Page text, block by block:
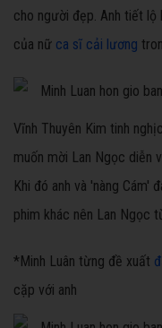
cho người đẹp. Anh tiết lộ
của nữ ca sĩ cải lương
Vĩnh Thuyên Kim tinh
muốn mời Lan Ngọc diễn
Khi đó anh và 'nàng Cám'
phim khác nên Lan Ngọc
*Minh Luân từng đề xuất
cặp với anh